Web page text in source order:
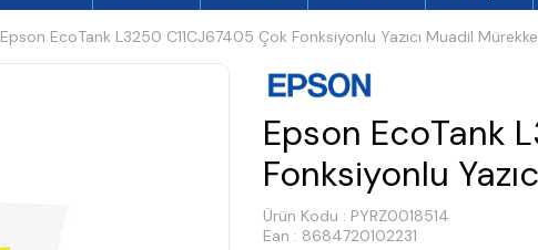
Epson EcoTank L3250 C11CJ67405 Çok Fonksiyonlu Yazıcı Muadil
Epson EcoTank
Fonksiyonlu
Ürün Kodu : PYRZ0018514
Ean : 8684720102231